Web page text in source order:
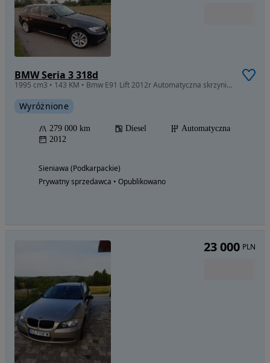
BMW Seria 3 318d
1995 cm3 • 143 KM • Bmw E91 Lift 2012r Automatyczna skrzynia Zadbane z Niemiec !!!
Wyróżnione
279 000 km Diesel
Automatyczna
2012
Sieniawa (Podkarpackie)
Prywatny sprzedawca • Opublikowano
23 000 PLN